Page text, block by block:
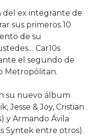
del ex integrante de
sus primeros 10
de su
Car10s
el segundo de
Metropólitan.
su nuevo álbum
Jesse & Joy, Cristian
y Armando Ávila
Syntek entre otros).